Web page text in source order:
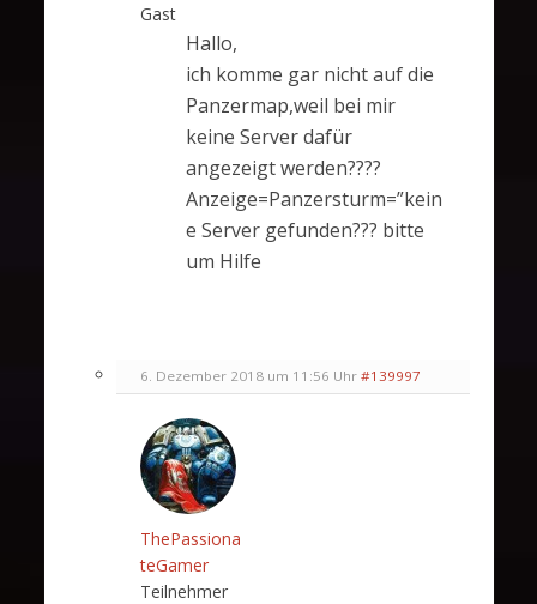
Gast
Hallo,
ich komme gar nicht auf die
Panzermap,weil bei mir
keine Server dafür
angezeigt werden????
Anzeige=Panzersturm=”kein
e Server gefunden??? bitte
um Hilfe
6. Dezember 2018 um 11:56 Uhr #139997
ThePassiona
teGamer
Teilnehmer